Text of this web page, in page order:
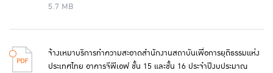
5.7 MB
จ้างเหมาบริการทำความสะอาดสำนักงานสถาบันเพื่อการยุติธรรมแห่ง
ประเทศไทย อาคารจีพีเอฟ ชั้น 15 และชั้น 16 ประจำปีงบประมาณ